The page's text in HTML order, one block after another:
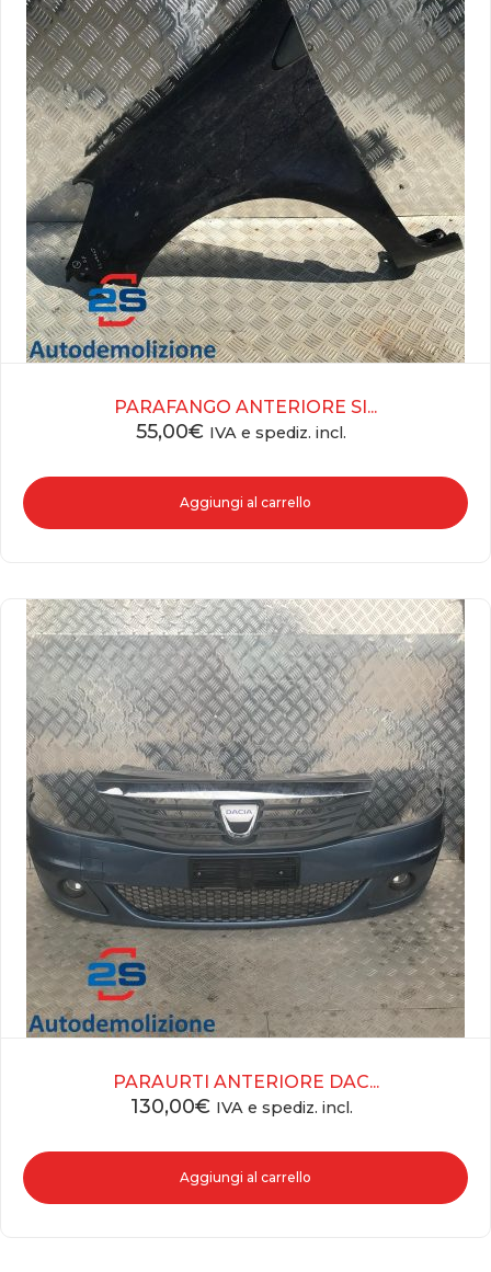
PARAFANGO ANTERIORE SI...
55,00€ IVA e spediz. incl.
Aggiungi al carrello
PARAURTI ANTERIORE DAC...
130,00€ IVA e spediz. incl.
Aggiungi al carrello